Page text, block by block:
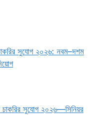
সুযোগ ২০২৬: নবম–দশম
চাকরির সুযোগ ২০২৬—সিনিয়র